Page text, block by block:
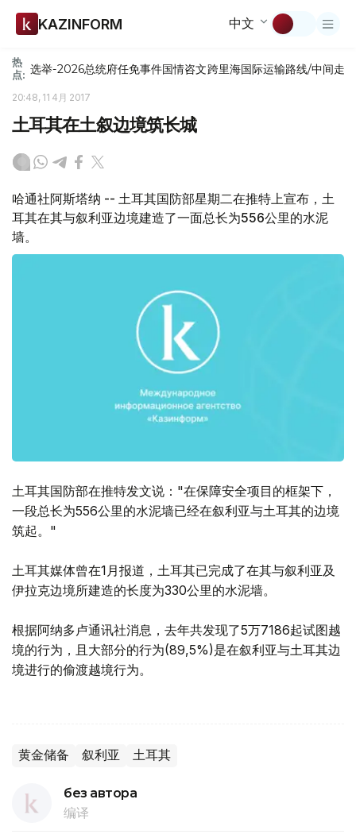
KAZINFORM 中文
热
点: 选举-2026总统府任免事件国情咨文跨里海国际运输路线/中间走廊
20:48, 11 4月 2017
土耳其在土叙边境筑长城
哈通社阿斯塔纳 -- 土耳其国防部星期二在推特上宣布，土
耳其在其与叙利亚边境建造了一面总长为556公里的水泥
墙。
土耳其国防部在推特发文说："在保障安全项目的框架下，
一段总长为556公里的水泥墙已经在叙利亚与土耳其的边境
筑起。"
土耳其媒体曾在1月报道，土耳其已完成了在其与叙利亚及
伊拉克边境所建造的长度为330公里的水泥墙。
根据阿纳多卢通讯社消息，去年共发现了5万7186起试图越
境的行为，且大部分的行为(89,5%)是在叙利亚与土耳其边
境进行的偷渡越境行为。
黄金储备 叙利亚 土耳其
без автора
编译